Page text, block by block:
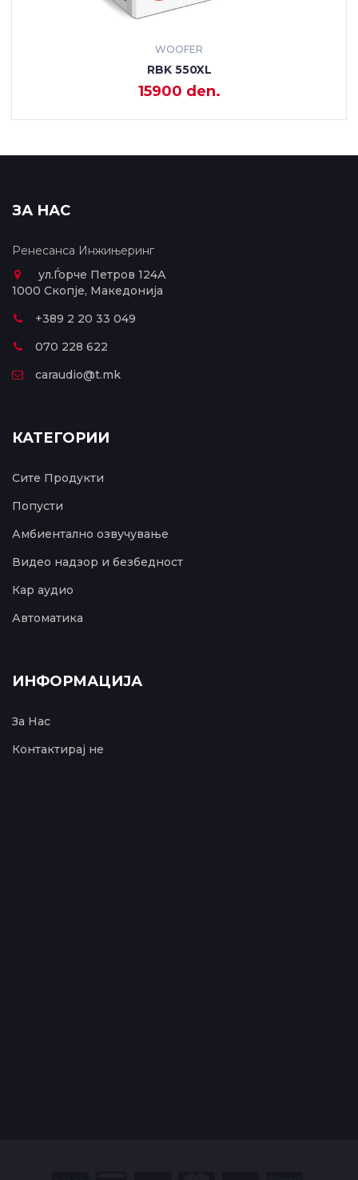
WOOFER
RBK 550XL
15900 den.
ЗА НАС
Ренесанса Инжињеринг
ул.Ѓорче Петров 124А
1000 Скопје, Македонија
+389 2 20 33 049
070 228 622
caraudio@t.mk
КАТЕГОРИИ
Сите Продукти
Попусти
Амбиентално озвучување
Видео надзор и безбедност
Кар аудио
Автоматика
ИНФОРМАЦИЈА
За Нас
Контактирај не